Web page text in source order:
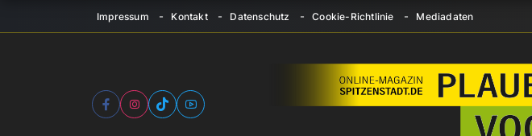
Impressum Kontakt Datenschutz Cookie-Richtlinie Mediadaten